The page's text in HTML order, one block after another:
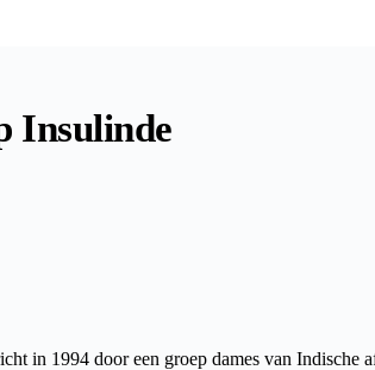
Insulinde
in 1994 door een groep dames van Indische